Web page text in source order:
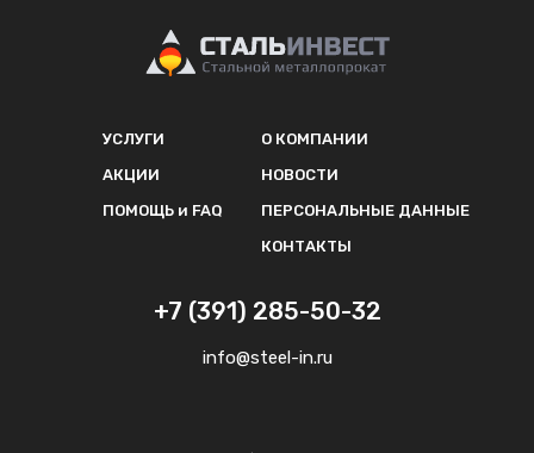
УСЛУГИ
АКЦИИ
ПОМОЩЬ и FAQ
О КОМПАНИИ
НОВОСТИ
ПЕРСОНАЛЬНЫЕ ДАННЫЕ
КОНТАКТЫ
+7 (391) 285-50-32
info@steel-in.ru